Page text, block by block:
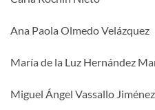
Ana Paola Olmedo Velázquez
María de la Luz Hernández
Miguel Ángel Vassallo Jiménez